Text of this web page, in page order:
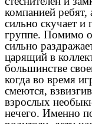
компанией
сильно скучает и
группе. Помимо
сильно
царящий в
большинстве
когда во время
смеются,
взрослых
нечего. Именно